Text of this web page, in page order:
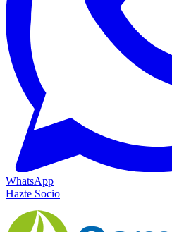
WhatsApp
Hazte Socio